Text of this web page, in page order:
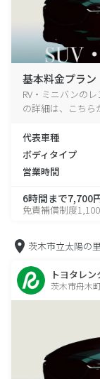
基本料金プラン
RV・ミニバンの
の詳細は、こちら
代表車種
ボディタイプ
営業時間
6時間まで7,700
免責補償制度
茨木市立太陽の
トヨタレ
茨木市舟木